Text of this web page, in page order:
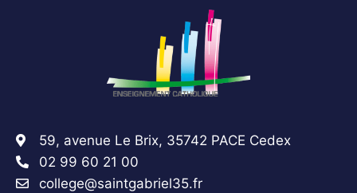
59, avenue Le Brix, 35742 PACE Cedex
02 99 60 21 00
college@saintgabriel35.fr